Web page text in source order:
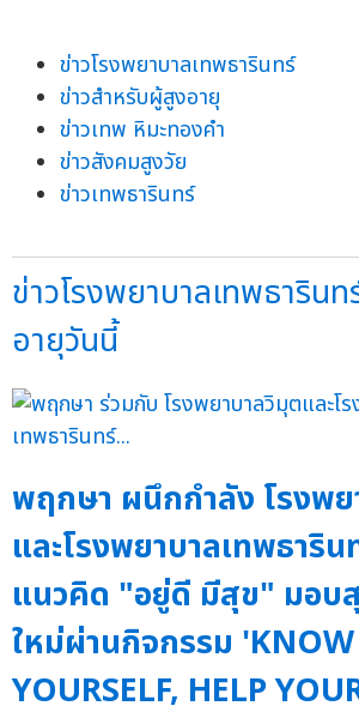
ข่าวโรงพยาบาลเทพธารินทร์
ข่าวสำหรับผู้สูงอายุ
ข่าวเทพ หิมะทองคำ
ข่าวสังคมสูงวัย
ข่าวเทพธารินทร์
ข่าวโรงพยาบาลเทพธาริน
อายุวันนี้
พฤกษา ผนึกกำลัง โรงพย
และโรงพยาบาลเทพธาริ
แนวคิด "อยู่ดี มีสุข" มอบ
ใหม่ผ่านกิจกรรม 'KNOW
YOURSELF, HELP